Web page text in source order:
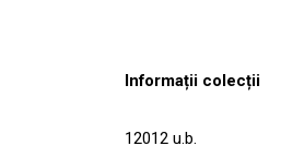
Informații colecții
12012 u.b.